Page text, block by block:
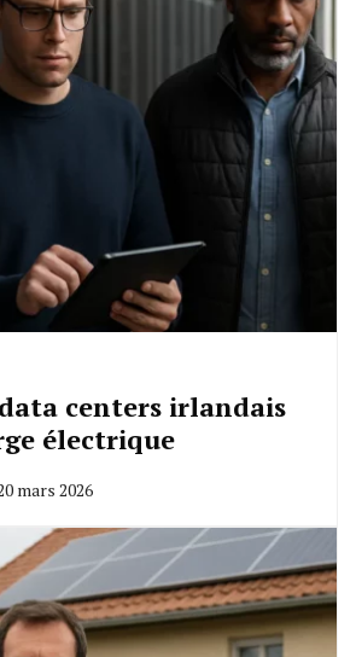
data centers irlandais
électrique
mars 2026